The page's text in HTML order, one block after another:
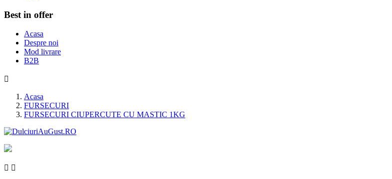
Best in offer
Acasa
Despre noi
Mod livrare
B2B

Acasa
FURSECURI
FURSECURI CIUPERCUTE CU MASTIC 1KG
 